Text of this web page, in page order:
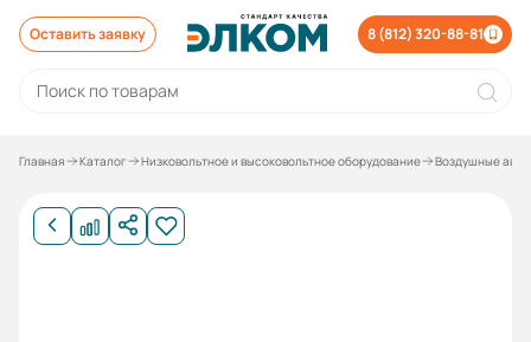
Оставить заявку 8 (812) 320-88-81
Главная Каталог Низковольтное и высоковольтное оборудование Воздушные